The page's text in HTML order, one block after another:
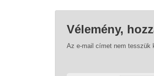
Vélemény,
Az e-mail címet nem tesszük